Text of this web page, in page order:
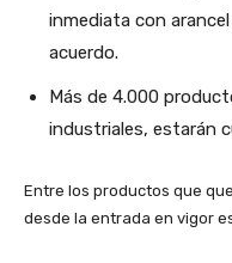
inmediata con
acuerdo.
Más de 4.000
industriales, estarán
Entre los productos que
desde la entrada en vigor